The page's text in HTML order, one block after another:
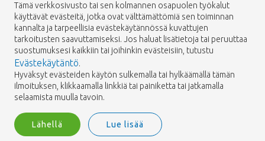
Tämä verkkosivusto tai sen kolmannen osapuolen työkalut
käyttävät evästeitä, jotka ovat välttämättömiä sen toiminnan
kannalta ja tarpeellisia evästekäytännössä kuvattujen
tarkoitusten saavuttamiseksi. Jos haluat lisätietoja tai peruuttaa
suostumuksesi kaikkiin tai joihinkin evästeisiin, tutustu
Evästekäytäntö.
Hyväksyt evästeiden käytön sulkemalla tai hylkäämällä tämän
ilmoituksen, klikkaamalla linkkiä tai painiketta tai jatkamalla
selaamista muulla tavoin.
Lähellä Lue lisää